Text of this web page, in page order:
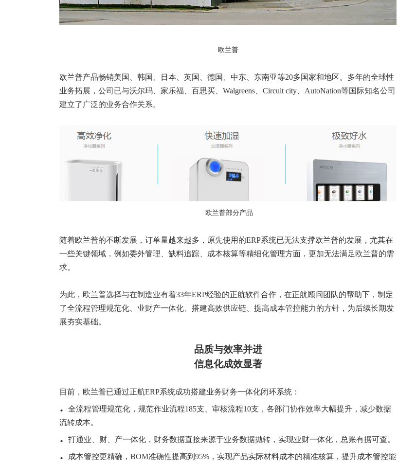
欧兰普
欧兰普产品畅销美国、韩国、日本、英国、德国、中东、东南亚等20多国家和地区。多年的全球性
业务拓展，公司已与沃尔玛、家乐福、百思买、Walgreens、Circuit city、AutoNation等国际知名公司
建立了广泛的业务合作关系。
欧兰普部分产品
随着欧兰普的不断发展，订单量越来越多，原先使用的ERP系统已无法支撑欧兰普的发展，尤其在
一些关键领域，例如委外管理、缺料追踪、成本核算等精细化管理方面，更加无法满足欧兰普的需
求。
为此， 欧兰普选择与在制造业有着33年ERP经验的正航软件合作，在正航顾问团队的帮助下，制定
了全流程管理规范化、业财产一体化、搭建高效供应链、提高成本管控能力的方针，为后续长期发
展夯实基础。
品质与效率并进
信息化成效显著
目前， 欧兰普已通过正航ERP系统成功搭建业务财务一体化闭环系统：
.
全流程管理规范化，规范作业流程185支、审核流程10支，各部门协作效率大幅提升，减少数据
流转成本。
. 打通业、财、产一体化，财务数据直接来源于业务数据抛转，实现业财一体化，总账有据可查。
.
成本管控更精确，BOM准确性提高到95%，实现产品实际材料成本的精准核算，提升成本管控能